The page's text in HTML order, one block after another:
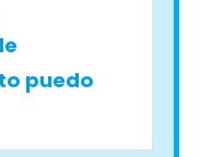
puedo